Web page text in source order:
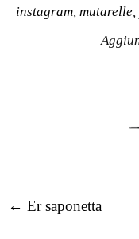
instagram, mutarelle,
Post navigation
← Er saponetta